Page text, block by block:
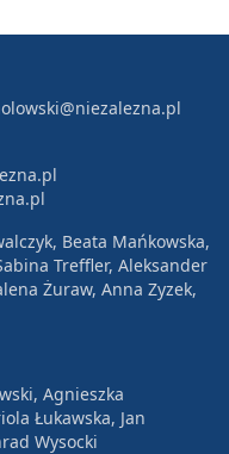
Beata Mańkowska,
Treffler, Aleksander
Żuraw, Anna Zyzek,
Agnieszka
Łukawska, Jan
Wysocki